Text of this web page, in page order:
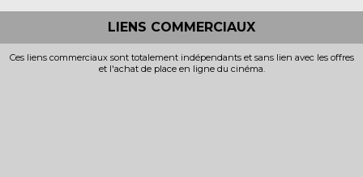
LIENS COMMERCIAUX
Ces liens commerciaux sont totalement indépendants et sans lien avec les offres
et l'achat de place en ligne du cinéma.